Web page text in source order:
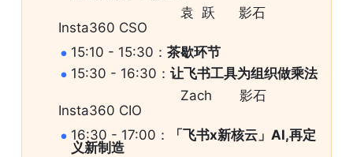
Insta360 CSO
15:10 - 15:30：茶歇环节
15:30 - 16:30：让飞书工具为组织做乘法
Insta360 CIO
16:30 - 17:00：
「飞书x新核云」AI,再定
义新制造